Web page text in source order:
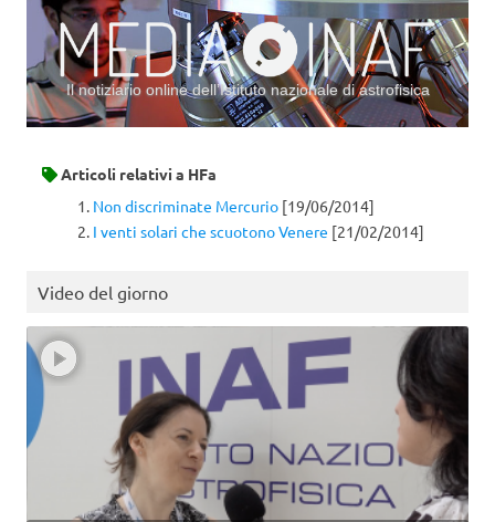
Il notiziario online dell’Istituto nazionale di astrofisica
Articoli relativi a HFa
Non discriminate Mercurio [19/06/2014]
I venti solari che scuotono Venere [21/02/2014]
Video del giorno